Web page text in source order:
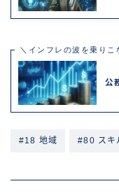
＼インフレの波を乗り
公
#18 地域 #80 スキ